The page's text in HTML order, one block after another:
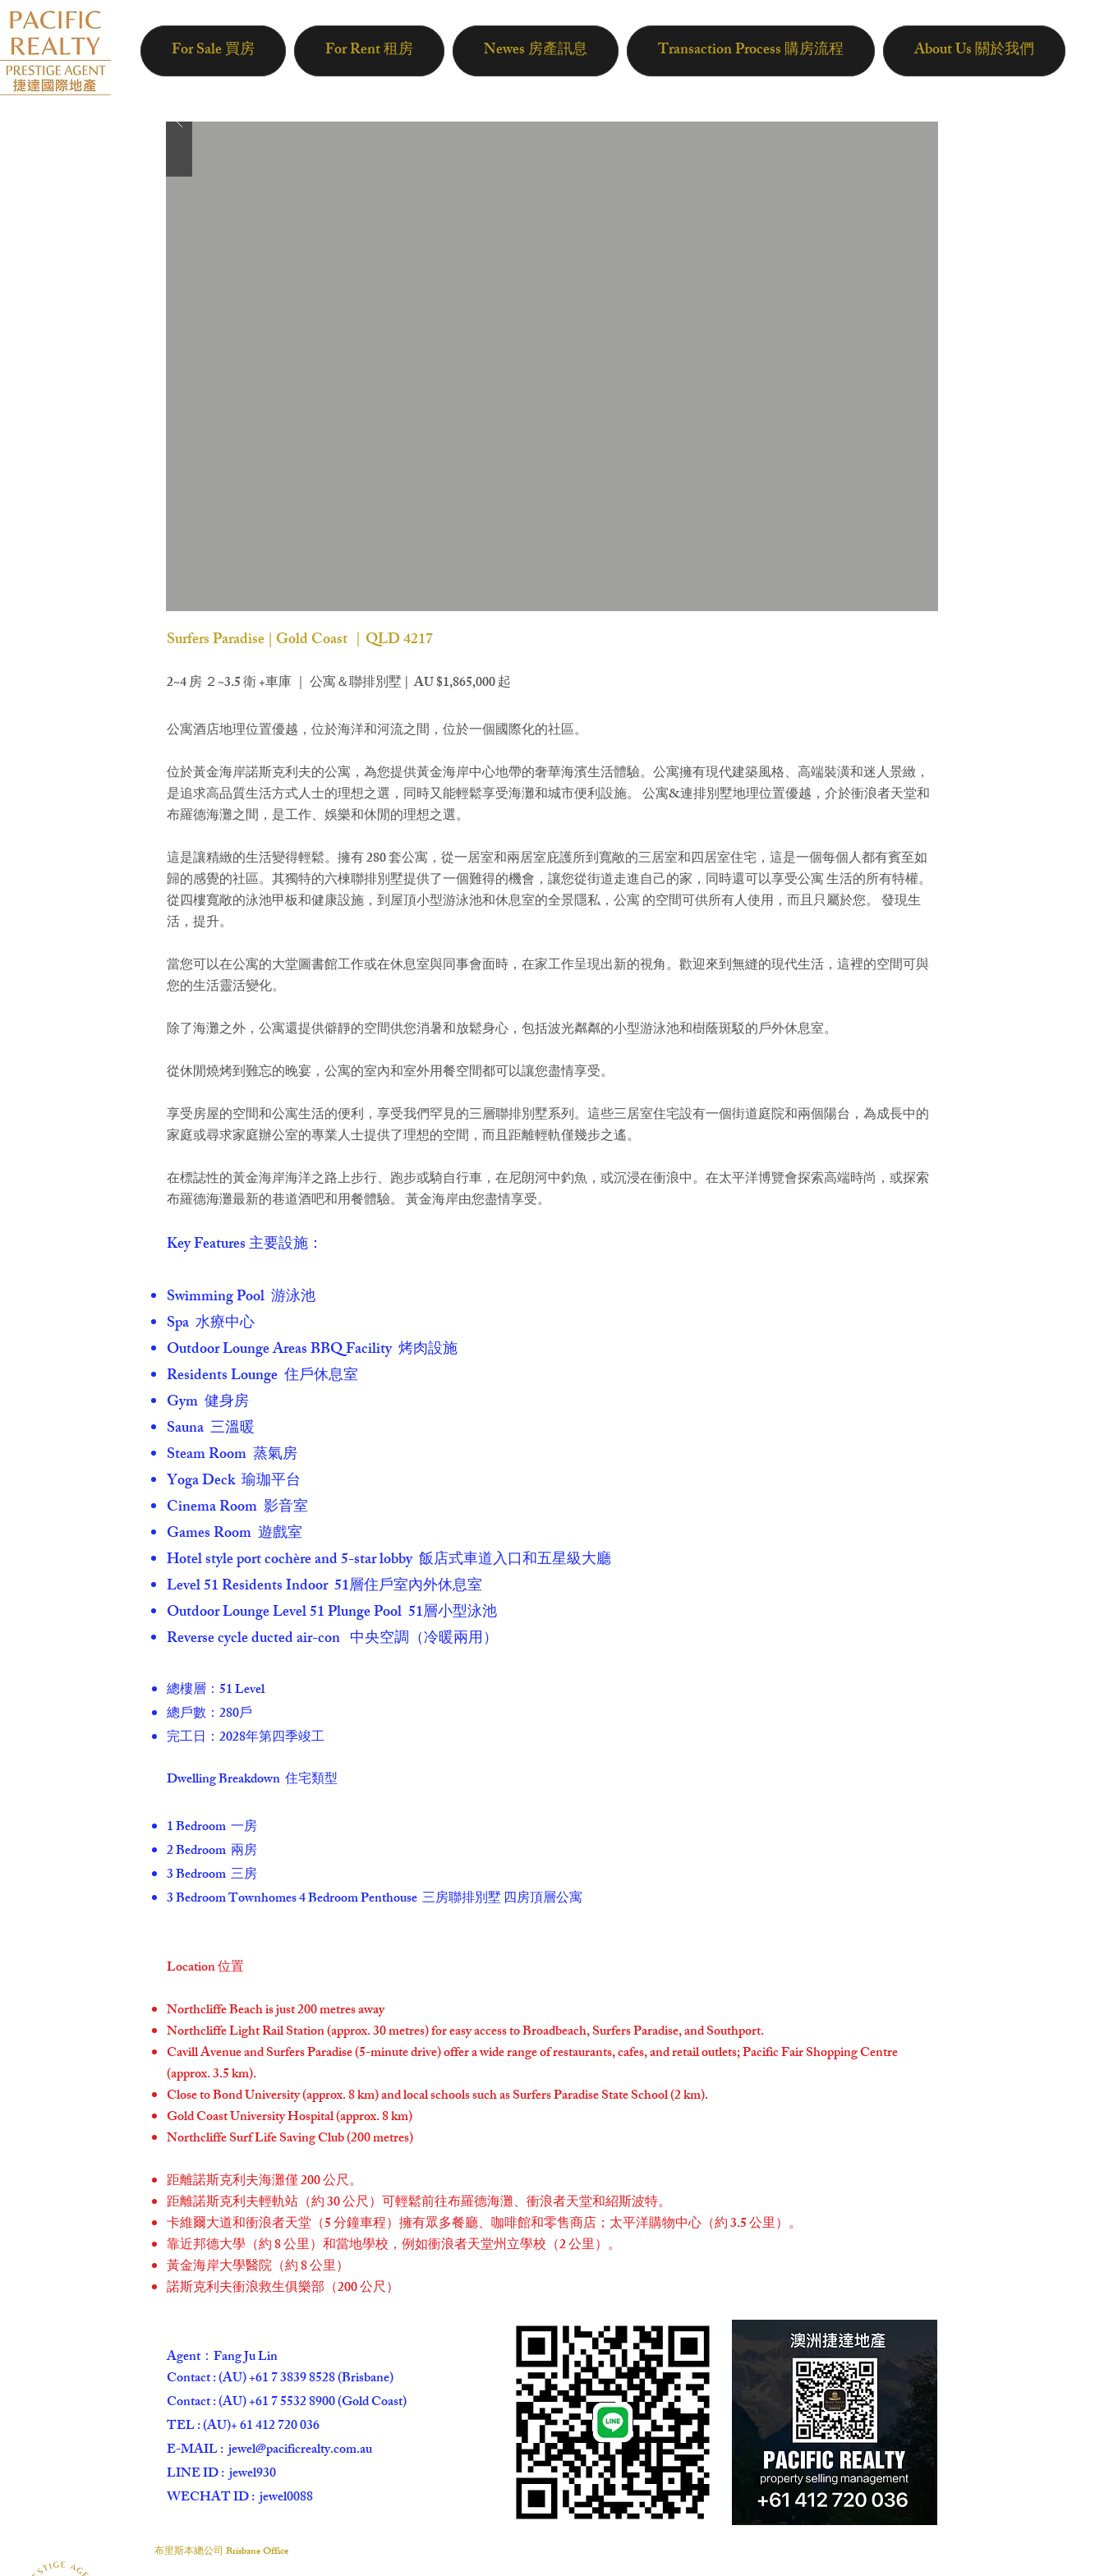
For Sale 買房 For Rent 租房 Newes 房產訊息 Transaction Process 購房流程 About Us 關於我們
​Surfers Paradise | Gold Coast ｜QLD 4217
2~4 房 ２~3.5 衛 +車庫 ｜ 公寓＆聯排別墅 | AU $1,865,000 起
公寓酒店地理位置優越，位於海洋和河流之間，位於一個國際化的社區。
位於黃金海岸諾斯克利夫的公寓，為您提供黃金海岸中心地帶的奢華海濱生活體驗。公寓擁有現代建築風格、高端裝潢和迷人景緻，
是追求高品質生活方式人士的理想之選，同時又能輕鬆享受海灘和城市便利設施。 公寓&連排別墅地理位置優越，介於衝浪者天堂和
布羅德海灘之間，是工作、娛樂和休閒的理想之選。
這是讓精緻的生活變得輕鬆。擁有 280 套公寓，從一居室和兩居室庇護所到寬敞的三居室和四居室住宅，這是一個每個人都有賓至如
歸的感覺的社區。其獨特的六棟聯排別墅提供了一個難得的機會，讓您從街道走進自己的家，同時還可以享受公寓生活的所有特權。
從四樓寬敞的泳池甲板和健康設施，到屋頂小型游泳池和休息室的全景隱私， 公寓的空間可供所有人使用，而且只屬於您。 發現生
活，提升。
當您可以在公寓的大堂圖書館工作或在休息室與同事會面時，在家工作呈現出新的視角。歡迎來到無縫的現代生活，這裡的空間可與
您的生活靈活變化。
除了海灘之外， 公寓還提供僻靜的空間供您消暑和放鬆身心，包括波光粼粼的小型游泳池和樹蔭斑駁的戶外休息室。
從休閒燒烤到難忘的晚宴， 公寓的室內和室外用餐空間都可以讓您盡情享受。
享受房屋的空間和公寓生活的便利，享受我們罕見的三層聯排別墅系列。這些三居室住宅設有一個街道庭院和兩個陽台，為成長中的
家庭或尋求家庭辦公室的專業人士提供了理想的空間，而且距離輕軌僅幾步之遙。
在標誌性的黃金海岸海洋之路上步行、跑步或騎自行車，在尼朗河中釣魚，或沉浸在衝浪中。在太平洋博覽會探索高端時尚，或探索
布羅德海灘最新的巷道酒吧和用餐體驗。 黃金海岸由您盡情享受。
Key Features 主要設施 ：
Swimming Pool 游泳池
Spa 水療中心
Outdoor Lounge Areas BBQ Facility 烤肉設施
Residents Lounge 住戶休息室
Gym 健身房
Sauna 三溫暖
Steam Room 蒸氣房
Yoga Deck 瑜珈平台
Cinema Room 影音室
Games Room 遊戲室
Hotel style port cochère and 5-star lobby 飯店式車道入口和五星級大廳
Level 51 Residents Indoor 51層住戶室內外休息室
Outdoor Lounge Level 51 Plunge Pool 51層小型泳池
Reverse cycle ducted air-con 中央空調（冷暖兩用）
總樓層：51 Level
總戶數：280戶
完工日：2028年第四季竣工
Dwelling Breakdown 住宅類型
1 Bedroom 一房
2 Bedroom 兩房
3 Bedroom 三房
3 Bedroom Townhomes 4 Bedroom Penthouse​ 三房聯排別墅 四房頂層公寓
Location 位置
Northcliffe Beach is just 200 metres away
Northcliffe Light Rail Station (approx. 30 metres) for easy access to Broadbeach, Surfers Paradise, and Southport.
Cavill Avenue and Surfers Paradise (5-minute drive) offer a wide range of restaurants, cafes, and retail outlets; Pacific Fair Shopping Centre
(approx. 3.5 km).
Close to Bond University (approx. 8 km) and local schools such as Surfers Paradise State School (2 km).
Gold Coast University Hospital (approx. 8 km)
Northcliffe Surf Life Saving Club (200 metres)​
距離諾斯克利夫海灘僅 200 公尺。
距離諾斯克利夫輕軌站（約 30 公尺）可輕鬆前往布羅德海灘、衝浪者天堂和紹斯波特。
卡維爾大道和衝浪者天堂（5 分鐘車程）擁有眾多餐廳、咖啡館和零售商店；太平洋購物中心（約 3.5 公里）。
靠近邦德大學（約 8 公里）和當地學校，例如衝浪者天堂州立學校（2 公里）。
黃金海岸大學醫院（約 8 公里）
諾斯克利夫衝浪救生俱樂部（200 公尺）
Agent：Fang Ju Lin
Contact : (AU) +61 7 3839 8528 (Brisbane)
Contact : (AU) +61 7 5532 8900 (Gold Coast)
TEL : (AU)+ 61 412 720 036
E-MAIL :jewel@pacificrealty.com.au
LINE ID : jewel930
WECHAT ID : jewel0088
布里斯本總公司 Brisbane Office